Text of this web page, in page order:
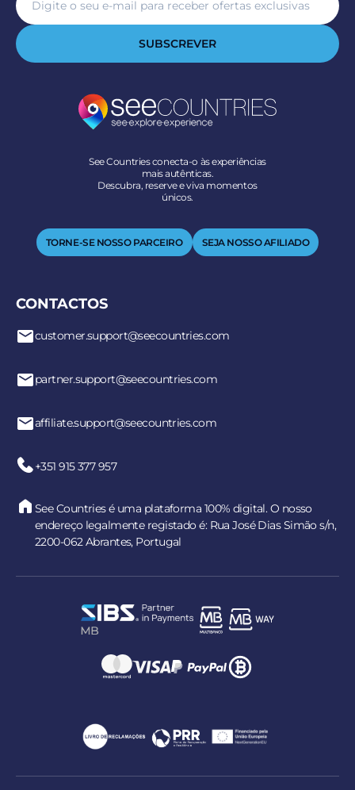
SUBSCREVER
See Countries conecta-o às experiências
mais autênticas.
Descubra, reserve e viva momentos
únicos.
TORNE-SE NOSSO PARCEIRO SEJA NOSSO AFILIADO
CONTACTOS
customer.support@seecountries.com
partner.support@seecountries.com
affiliate.support@seecountries.com
+351 915 377 957
See Countries é uma plataforma 100% digital. O nosso
endereço legalmente registado é: Rua José Dias Simão s/n,
2200-062 Abrantes, Portugal